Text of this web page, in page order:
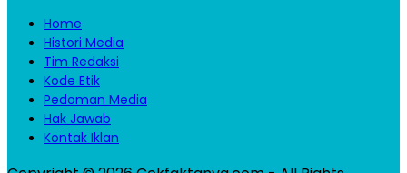
Home
Histori Media
Tim Redaksi
Kode Etik
Pedoman Media
Hak Jawab
Kontak Iklan